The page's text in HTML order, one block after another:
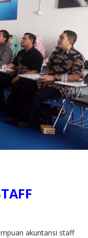
akuntansi staff